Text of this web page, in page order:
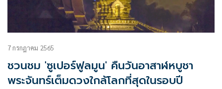
7 กรกฎาคม 2565
ชวนชม 'ซูเปอร์ฟูลมูน' คืนวันอาสาฬหบูชา
พระจันทร์เต็มดวงใกล้โลกที่สุดในรอบปี